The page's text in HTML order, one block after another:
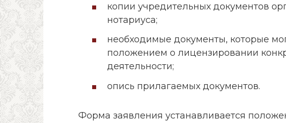
копии учредительных документов
нотариуса;
необходимые документы, которые
положением о лицензировании
деятельности;
опись прилагаемых документов.
Форма заявления устанавливается